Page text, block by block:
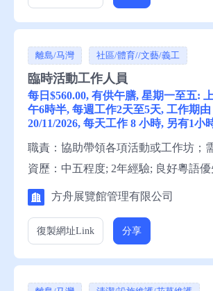
明，請與楊小姐聯絡。
離島/马灣 社區/體育//文藝/義工
臨時活動工作人員
每日$560.00, 有供午膳, 星期一至五:
午6時半, 每週工作2天至5天, 工作期由
20/11/2026, 每天工作 8 小時, 另有1小
職責：協助帶領各項活動或工作坊；
資歷：中五程度; 2年經驗; 良好粵語
話; 良好英語; 懂讀寫中文; 懂讀寫英文;
申請須知：求職者可履歷表給方舟展
方舟展覽館管理有限公司
復製網址Link 分享